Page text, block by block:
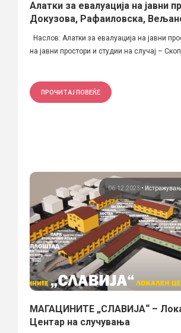
Алатки за евалуација на јавни
Докузова, Рафаиловска,
Наслов: Алатки за евалуација на јавни
на јавни простори и студии на случај –
ПРОЧИТАЈ ПОВЕЌЕ
06.12.2023 •
МАГАЦИНИТЕ „СЛАВИЈА“ –
Центар на случувања